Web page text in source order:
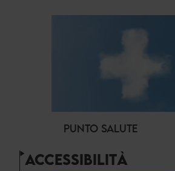
PUNTO SALUTE
ACCESSIBILITÀ